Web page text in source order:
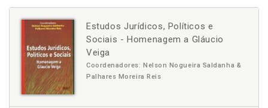
Estudos Jurídicos, Políticos e
Sociais - Homenagem a Gláucio
Veiga
Coordenadores: Nelson Nogueira Saldanha &
Palhares Moreira Reis